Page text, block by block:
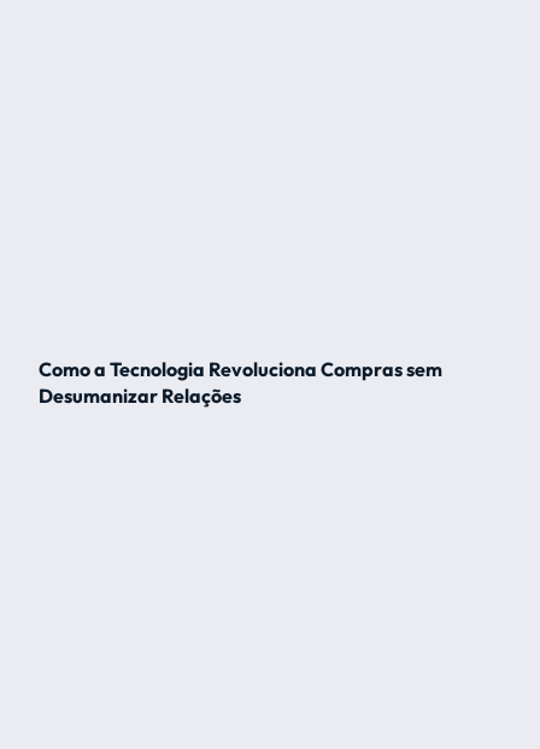
Como a Tecnologia Revoluciona Compras sem
Desumanizar Relações